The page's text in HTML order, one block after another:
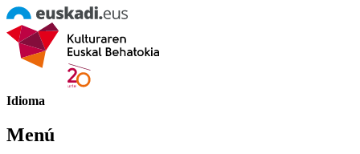
Idioma
Menú